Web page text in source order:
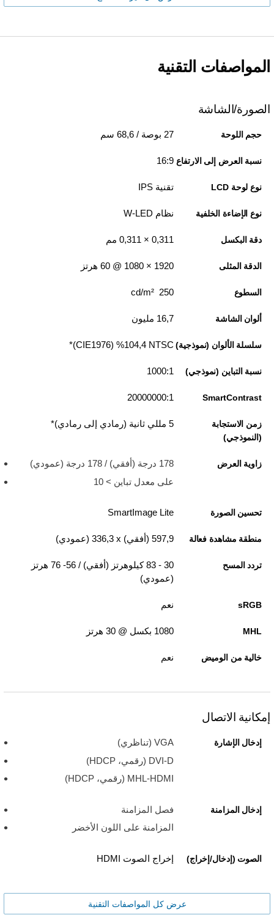
المواصفات التقنية
الصورة/الشاشة
حجم اللوحة 27 بوصة / 68,6 سم
نسبة العرض إلى الارتفاع 16:9
نوع لوحة LCD تقنية IPS
نوع الإضاءة الخلفية نظام W-LED
دقة البكسل 0,311 × 0,311 مم
الدقة المثلى 1920‏ × 1080 @ 60 هرتز
السطوع 250 cd/m²
ألوان الشاشة 16,7 مليون
سلسلة الألوان (نموذجية) NTSC‏ 104,4‏% (CIE1976)*
نسبة التباين (نموذجي) 1000:1
SmartContrast
20000000:1
زمن الاستجابة
(النموذجي)
5 مللي ثانية (رمادي إلى رمادي)*
زاوية العرض
178 درجة (أفقي) / 178 درجة (عمودي)
على معدل تباين > 10
تحسين الصورة SmartImage Lite
منطقة مشاهدة فعالة 597,9 (أفقي) x‏ 336,3 (عمودي)
تردد المسح
30 - 83 كيلوهرتز (أفقي) / 56- 76 هرتز
(عمودي)
sRGB نعم
MHL 1080 بكسل @ 30 هرتز
خالية من الوميض نعم
إمكانية الاتصال
إدخال الإشارة
VGA (تناظري)
DVI-D (رقمي، HDCP)
MHL-HDMI (رقمي، HDCP)
إدخال المزامنة
فصل المزامنة
المزامنة على اللون الأخضر
الصوت (إدخال/إخراج) إخراج الصوت HDMI
عرض كل المواصفات التقنية